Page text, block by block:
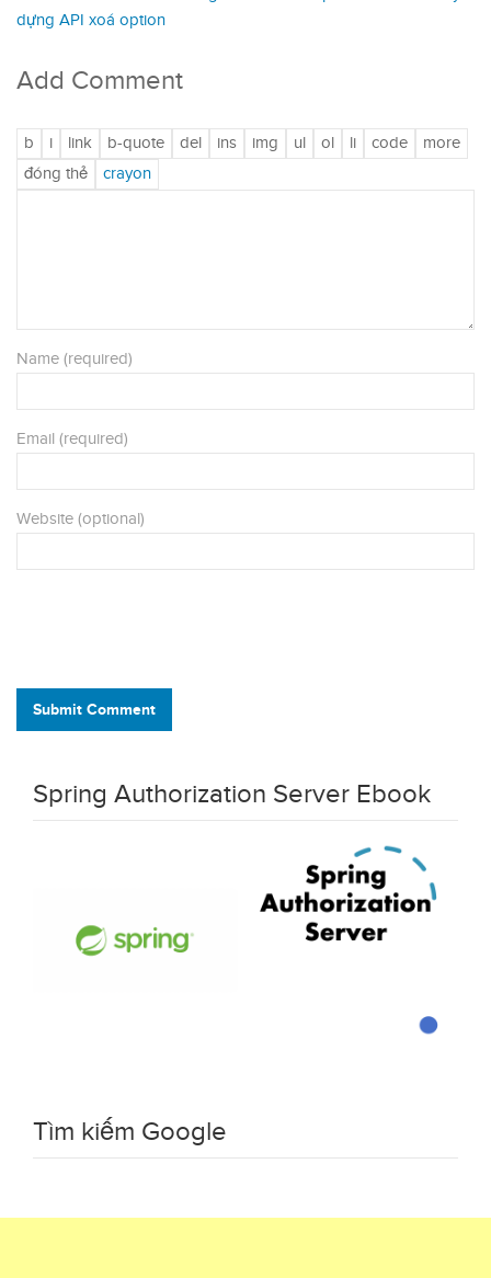
dựng API xoá option
Add Comment
Name (required)
Email (required)
Website (optional)
Submit Comment
Spring Authorization Server Ebook
Tìm kiếm Google